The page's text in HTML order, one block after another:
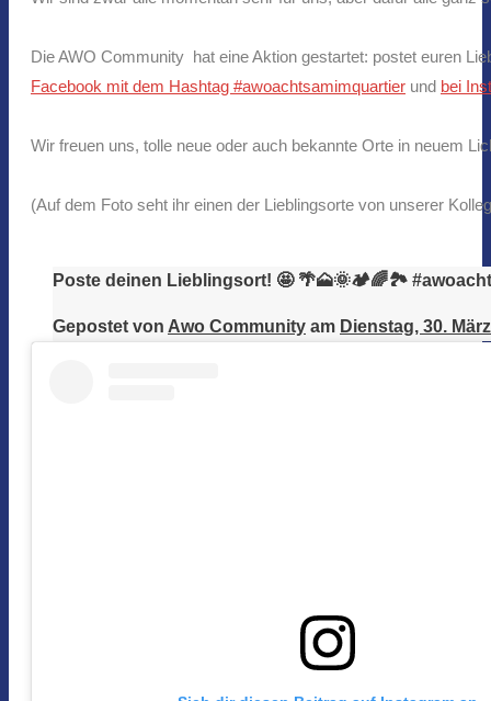
Die AWO Community hat eine Aktion gestartet: postet euren
Facebook mit dem Hashtag #awoachtsamimquartier und bei
Wir freuen uns, tolle neue oder auch bekannte Orte in neuem
(Auf dem Foto seht ihr einen der Lieblingsorte von unserer
Poste deinen Lieblingsort! 🤩 🌴🗻🌞🏕️🌈🏞️
Gepostet von Awo Community am Dienstag, 30.